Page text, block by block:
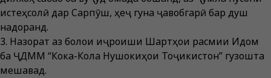
истеҳсолӣ дар Сарпӯш, ҳеҷ гуна ҷавобгарӣ бар душ
надоранд.
3. Назорат аз болои иҷроиши Шартҳои расмии Иқдом
ба ҶДММ “Кока-Кола Нушокиҳои Тоҷикистон” гузошта
мешавад.